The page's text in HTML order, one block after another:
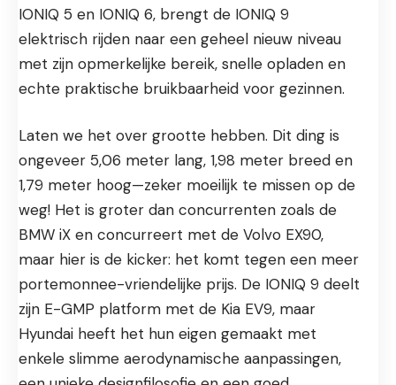
IONIQ 5 en IONIQ 6, brengt de IONIQ 9
elektrisch rijden naar een geheel nieuw niveau
met zijn opmerkelijke bereik, snelle opladen en
echte praktische bruikbaarheid voor gezinnen.
Laten we het over grootte hebben. Dit ding is
ongeveer 5,06 meter lang, 1,98 meter breed en
1,79 meter hoog—zeker moeilijk te missen op de
weg! Het is groter dan concurrenten zoals de
BMW iX en concurreert met de Volvo EX90,
maar hier is de kicker: het komt tegen een meer
portemonnee-vriendelijke prijs. De IONIQ 9 deelt
zijn E-GMP platform met de Kia EV9, maar
Hyundai heeft het hun eigen gemaakt met
enkele slimme aerodynamische aanpassingen,